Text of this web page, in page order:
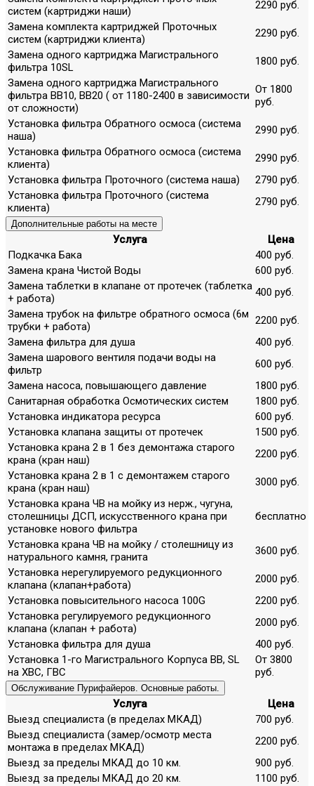
систем (картриджи наши)
2290 руб.
Замена комплекта картриджей Проточных
систем (картриджи клиента)
2290 руб.
Замена одного картриджа Магистрального
фильтра 10SL
1800 руб.
Замена одного картриджа Магистрального
фильтра ВВ10, ВВ20 ( от 1180-2400 в зависимости
от сложности)
От 1800
руб.
Установка фильтра Обратного осмоса (система
наша)
2990 руб.
Установка фильтра Обратного осмоса (система
клиента)
2990 руб.
Установка фильтра Проточного (система наша)
2790 руб.
Установка фильтра Проточного (система
клиента)
2790 руб.
Дополнительные работы на месте
Услуга
Цена
Подкачка Бака
400 руб.
Замена крана Чистой Воды
600 руб.
Замена таблетки в клапане от протечек (таблетка
+ работа)
400 руб.
Замена трубок на фильтре обратного осмоса (6м
трубки + работа)
2200 руб.
Замена фильтра для душа
400 руб.
Замена шарового вентиля подачи воды на
фильтр
600 руб.
Замена насоса, повышающего давление
1800 руб.
Санитарная обработка Осмотических систем
1800 руб.
Установка индикатора ресурса
600 руб.
Установка клапана защиты от протечек
1500 руб.
Установка крана 2 в 1 без демонтажа старого
крана (кран наш)
2200 руб.
Установка крана 2 в 1 с демонтажем старого
крана (кран наш)
3000 руб.
Установка крана ЧВ на мойку из нерж., чугуна,
столешницы ДСП, искусственного крана при
установке нового фильтра
бесплатно
Установка крана ЧВ на мойку / столешницу из
натурального камня, гранита
3600 руб.
Установка нерегулируемого редукционного
клапана (клапан+работа)
2000 руб.
Установка повысительного насоса 100G
2200 руб.
Установка регулируемого редукционного
клапана (клапан + работа)
2000 руб.
Установка фильтра для душа
400 руб.
Установка 1-го Магистрального Корпуса ВВ, SL
на ХВС, ГВС
От 3800
руб.
Обслуживание Пурифайеров. Основные работы.
Услуга
Цена
Выезд специалиста (в пределах МКАД)
700 руб.
Выезд специалиста (замер/осмотр места
монтажа в пределах МКАД)
2200 руб.
Выезд за пределы МКАД до 10 км.
900 руб.
Выезд за пределы МКАД до 20 км.
1100 руб.